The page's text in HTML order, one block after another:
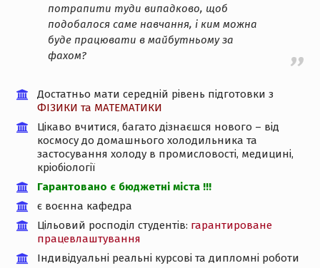
потрапити туди випадково, щоб
подобалося саме навчання, і ким можна
буде працювати в майбутньому за
фахом?
Достатньо мати середній рівень підготовки з
ФІЗИКИ та МАТЕМАТИКИ
Цікаво вчитися, багато дізнаєшся нового – від
космосу до домашнього холодильника та
застосування холоду в промисловості, медицині,
кріобіології
Гарантовано є бюджетні міста !!!
є воєнна кафедра
Цільовий росподіл студентів: гарантироване
працевлаштування
Індивідуальні реальні курсові та дипломні роботи